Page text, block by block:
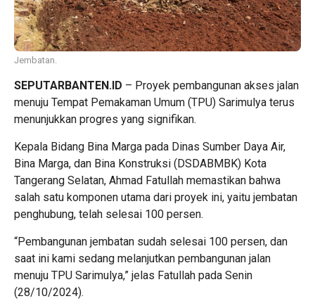
Jembatan.
SEPUTARBANTEN.ID – Proyek pembangunan akses jalan
menuju Tempat Pemakaman Umum (TPU) Sarimulya terus
menunjukkan progres yang signifikan.
Kepala Bidang Bina Marga pada Dinas Sumber Daya Air,
Bina Marga, dan Bina Konstruksi (DSDABMBK) Kota
Tangerang Selatan, Ahmad Fatullah memastikan bahwa
salah satu komponen utama dari proyek ini, yaitu jembatan
penghubung, telah selesai 100 persen.
“Pembangunan jembatan sudah selesai 100 persen, dan
saat ini kami sedang melanjutkan pembangunan jalan
menuju TPU Sarimulya,” jelas Fatullah pada Senin
(28/10/2024).